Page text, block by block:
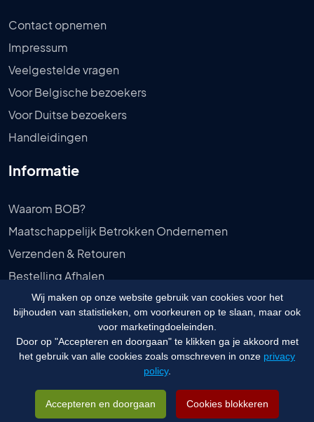
Wij maken op onze website gebruik van cookies voor het
bijhouden van statistieken, om voorkeuren op te slaan, maar ook
voor marketingdoeleinden.
Door op "Accepteren en doorgaan" te klikken ga je akkoord met
het gebruik van alle cookies zoals omschreven in onze privacy
policy.
Accepteren en doorgaan Cookies blokkeren
Contact opnemen
Impressum
Veelgestelde vragen
Voor Belgische bezoekers
Voor Duitse bezoekers
Handleidingen
Informatie
Waarom BOB?
Maatschappelijk Betrokken Ondernemen
Verzenden & Retouren
Bestelling Afhalen
Privébeleid
Algemene voorwaarden
© 2026 Budgetongediertebestrijden.nl - Website door
Visualcreations
&Vedder